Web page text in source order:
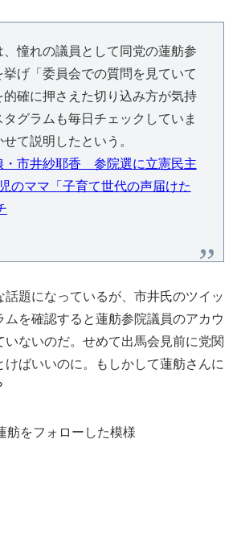
憧れの議員として同党の蓮舫参
挙げ「委員会での質問を見ていて
的確に押さえた切り込み方が気持
グラムも毎日チェックしていま
て説明したという。
・市井紗耶香 参院選に立憲民主
のママ「子育て世代の声届けた
題になっているが、市井氏のツイッ
ムを確認すると蓮舫参院議員のアカウ
いないのだ。せめて出馬会見前に党関
けばいいのに。もしかして蓮舫さんに
をフォローした模様